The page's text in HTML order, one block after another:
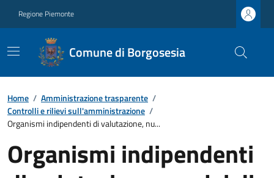
Regione Piemonte
Comune di Borgosesia
Home / Amministrazione trasparente /
Controlli e rilievi sull'amministrazione /
Organismi indipendenti di valutazione, nu...
Organismi indipendenti